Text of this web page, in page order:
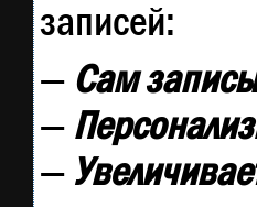
записей:
— Сам
—
—